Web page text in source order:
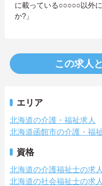
に載っている○○○○○以外
か?」
この求人
エリア
北海道の介護・福祉求人
北海道函館市の介護・福
資格
北海道の介護福祉士の求人
北海道の社会福祉士の求人